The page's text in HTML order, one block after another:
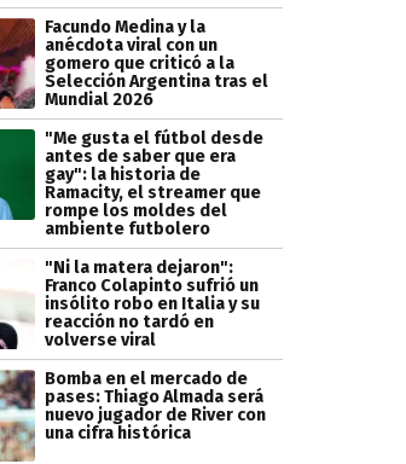
Facundo Medina y la
anécdota viral con un
gomero que criticó a la
Selección Argentina tras el
Mundial 2026
"Me gusta el fútbol desde
antes de saber que era
gay": la historia de
Ramacity, el streamer que
rompe los moldes del
ambiente futbolero
"Ni la matera dejaron":
Franco Colapinto sufrió un
insólito robo en Italia y su
reacción no tardó en
volverse viral
Bomba en el mercado de
pases: Thiago Almada será
nuevo jugador de River con
una cifra histórica